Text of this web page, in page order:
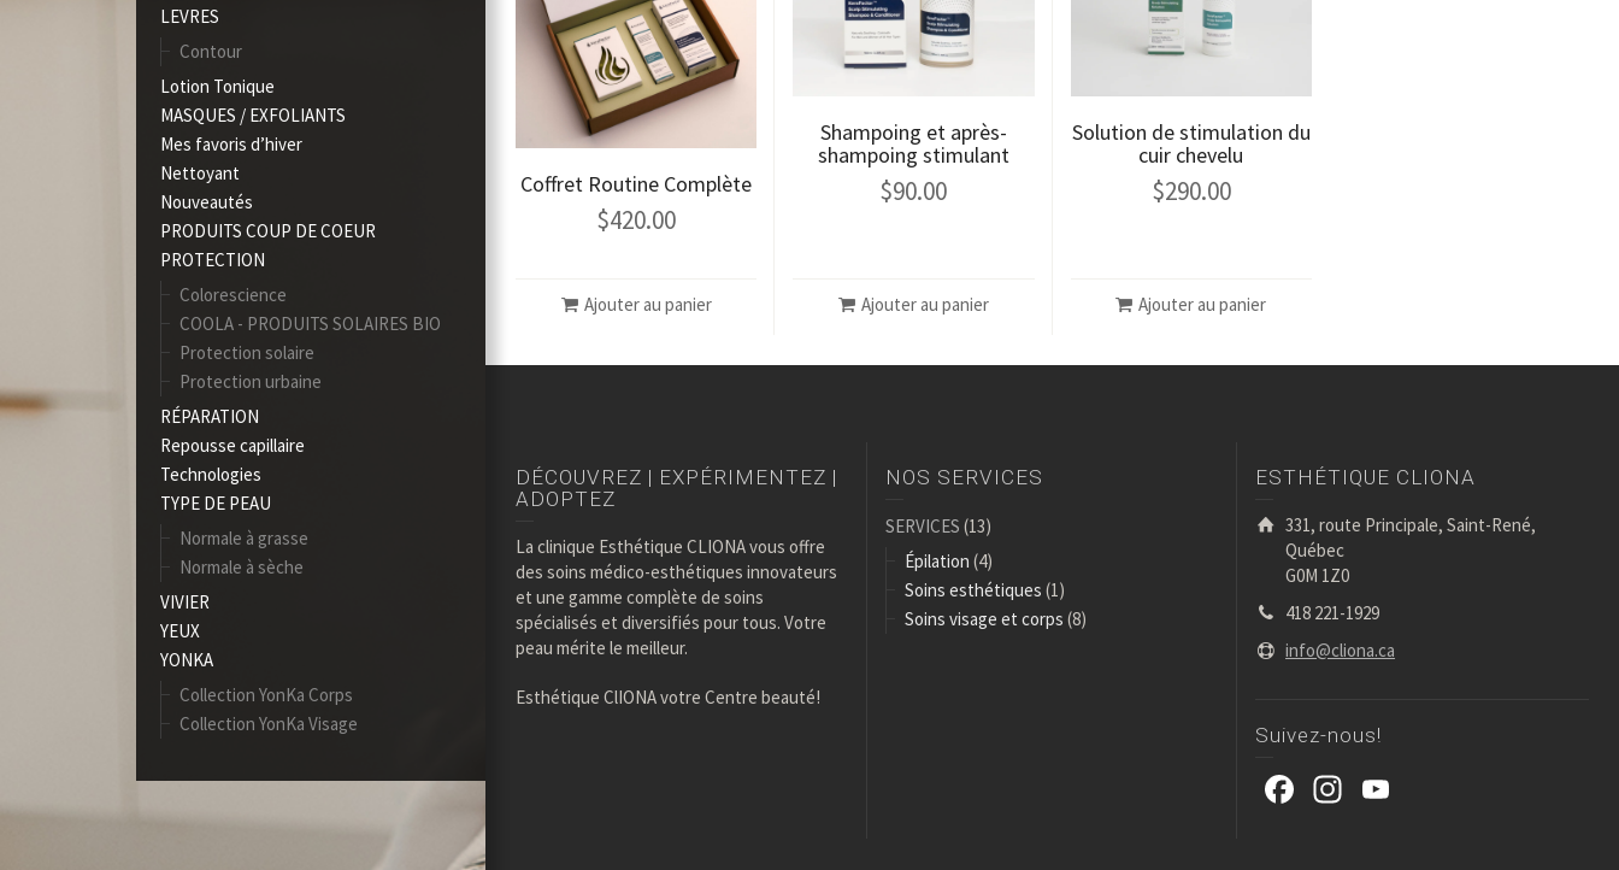
LEVRES
Contour
Lotion Tonique
MASQUES / EXFOLIANTS
Mes favoris d’hiver
Nettoyant
Nouveautés
PRODUITS COUP DE COEUR
PROTECTION
Colorescience
COOLA - PRODUITS SOLAIRES BIO
Protection solaire
Protection urbaine
RÉPARATION
Repousse capillaire
Technologies
TYPE DE PEAU
Normale à grasse
Normale à sèche
VIVIER
YEUX
YONKA
Collection YonKa Corps
Collection YonKa Visage
Coffret Routine Complète
$420.00
Ajouter au panier
Shampoing et après-
shampoing stimulant
$90.00
Ajouter au panier
Solution de stimulation du
cuir chevelu
$290.00
Ajouter au panier
DÉCOUVREZ | EXPÉRIMENTEZ |
ADOPTEZ
La clinique Esthétique CLIONA vous offre
des soins médico-esthétiques innovateurs
et une gamme complète de soins
spécialisés et diversifiés pour tous. Votre
peau mérite le meilleur.
Esthétique ClIONA votre Centre beauté!
NOS SERVICES
SERVICES (13)
Épilation (4)
Soins esthétiques (1)
Soins visage et corps (8)
ESTHÉTIQUE CLIONA
331, route Principale, Saint-René,
Québec
G0M 1Z0
418 221-1929
info@cliona.ca
Suivez-nous!
Facebook
Instagram